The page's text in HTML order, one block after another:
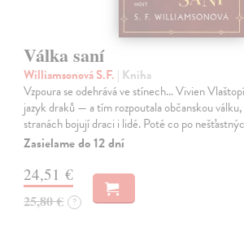
Válka saní
Williamsonová S.F. | Kniha
Vzpoura se odehrává ve stínech… Vivien
jazyk draků — a tím rozpoutala občanskou válku,
stranách bojují draci i lidé. Poté co po
Zasielame do 12 dní
24,51 €
25,80 € ?